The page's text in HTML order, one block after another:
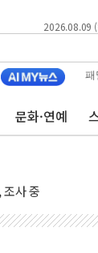
2026.08.09
패
문화·연예
선다
46.01% vs 鄭